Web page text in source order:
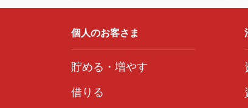
（２）提供を受けた保証機関におけ
③与信後の権利に関する債権譲渡
⑤宣伝物・印刷物の送付等の営業
個人のお客さま
貯める・増やす
借りる